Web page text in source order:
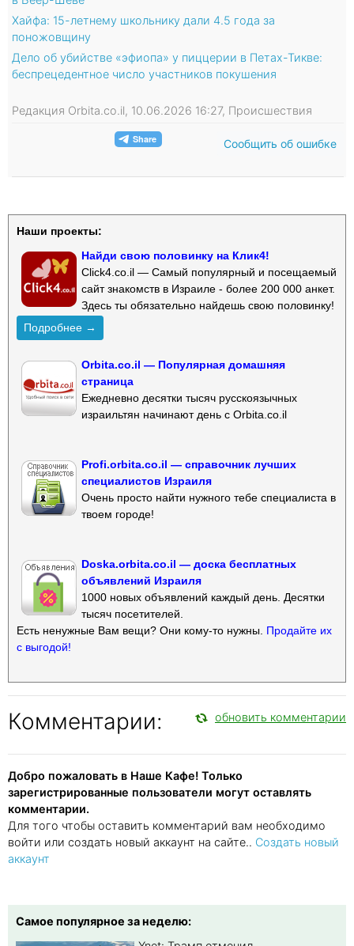
Хайфа: 15-летнему школьнику дали 4.5 года за
поножовщину
Дело об убийстве «эфиопа» у пиццерии в Петах-Тикве:
беспрецедентное число участников покушения
Редакция Orbita.co.il, 10.06.2026 16:27, Происшествия
Сообщить об ошибке
Наши проекты:
Найди свою половинку на Клик4!
Click4.co.il — Самый популярный и посещаемый
сайт знакомств в Израиле - более 200 000 анкет.
Здесь ты обязательно найдешь свою половинку!
Подробнее →
Orbita.co.il — Популярная домашняя
страница
Ежедневно десятки тысяч русскоязычных
израильтян начинают день с Orbita.co.il
Profi.orbita.co.il — справочник лучших
специалистов Израиля
Очень просто найти нужного тебе специалиста в
твоем городе!
Doska.orbita.co.il — доска бесплатных
объявлений Израиля
1000 новых объявлений каждый день. Десятки
тысяч посетителей.
Есть ненужные Вам вещи? Они кому-то нужны. Продайте их
с выгодой!
Комментарии: обновить комментарии
Добро пожаловать в Наше Кафе! Только
зарегистрированные пользователи могут оставлять
комментарии.
Для того чтобы оставить комментарий вам необходимо
войти или создать новый аккаунт на сайте.. Создать новый
аккаунт
Самое популярное за неделю: